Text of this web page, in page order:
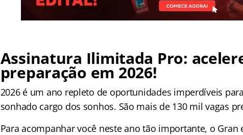
Assinatura Ilimitada Pro:
preparação em 2026!
2026 é um ano repleto de oportunidades imperdíveis
sonhado cargo dos sonhos. São mais de 130 mil vagas
Para acompanhar você neste ano tão importante, o Gran